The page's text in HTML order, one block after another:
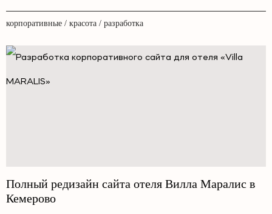
корпоративные / красота / разработка
Полный редизайн сайта отеля Вилла Маралис в
Кемерово